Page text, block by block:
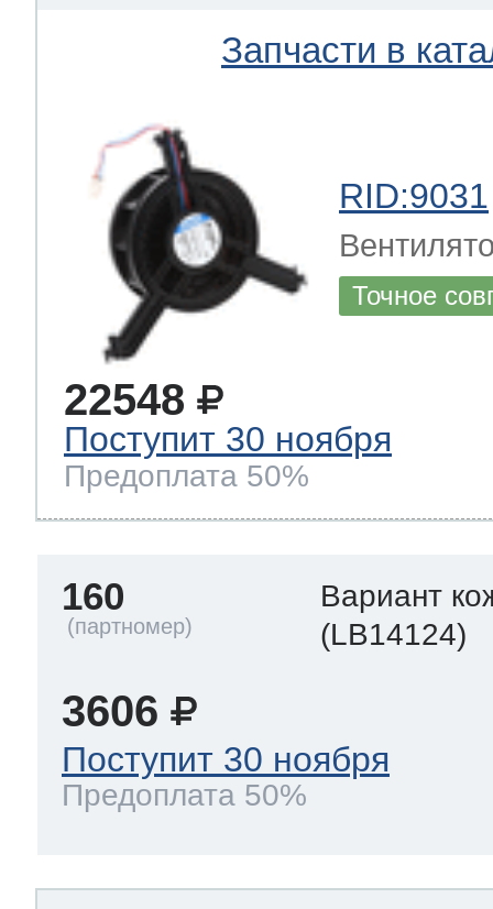
Запчасти в
RID:9031
Точное
22548
Поступит 30 ноября
Предоплата 50%
160
Вариант
(LB14124)
3606
Поступит 30 ноября
Предоплата 50%